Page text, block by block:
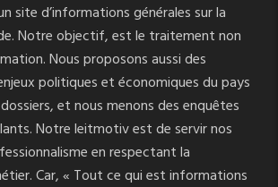
site d’informations générales sur la
Notre objectif, est le traitement non
Nous proposons aussi des
politiques et économiques du pays
et nous menons des enquêtes
Notre leitmotiv est de servir nos
en respectant la
Car, « Tout ce qui est informations